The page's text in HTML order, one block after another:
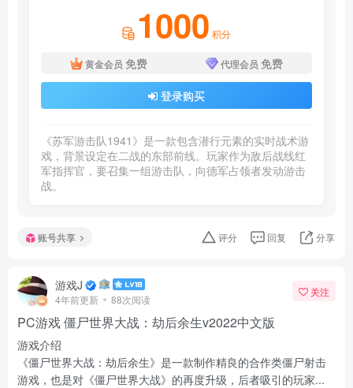
1000 积分
黄金会员 免费 代理会员 免费
登录购买
《苏军游击队1941》是一款包含潜行元素的实时战术游
戏，背景设定在二战的东部前线。玩家作为敌后战线红
军指挥官，要召集一组游击队，向德军占领者发动游击
战。
账号共享 评分 回复 分享
游戏J
4年前更新 88次阅读
关注
PC游戏 僵尸世界大战：劫后余生v2022中文版
游戏介绍
《僵尸世界大战：劫后余生》是一款制作精良的合作类僵尸射击
游戏，也是对《僵尸世界大战》的再度升级，后者吸引的玩家...